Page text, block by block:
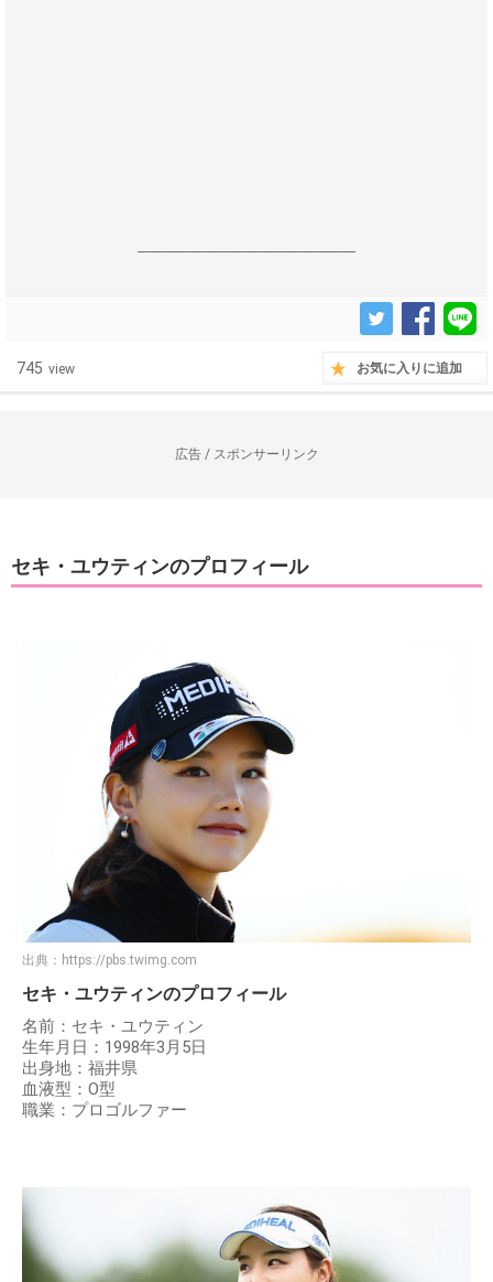
------------------------------------------------------------------
745 view お気に入りに追加
広告 / スポンサーリンク
セキ・ユウティンのプロフィール
出典： https://pbs.twimg.com
セキ・ユウティンのプロフィール
名前：セキ・ユウティン
生年月日：1998年3月5日
出身地：福井県
血液型：O型
職業：プロゴルファー